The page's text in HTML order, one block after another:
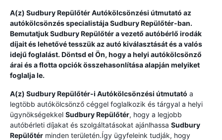
A(z) Sudbury RepülőtérAutókölcsönzési útmutató az
autókölcsönzés specialistájaSudbury Repülőtér-ban.
BemutatjukSudbury Repülőtéra vezető autóbérlő irodák
díjait és lehetővé tesszük az autó kiválasztását és a valós
idejű foglalást. Döntsd el Ön, hogy a helyi autókölcsönző
árai és a flotta opciók összehasonlítása alapján melyiket
foglalja le.
A(z) Sudbury Repülőtér-i Autókölcsönzési útmutató a
legtöbb autókölcsönző céggel foglalkozik és tárgyal a helyi
ügynökségekkel Sudbury Repülőtér, hogy a legjobb
autóbérleti díjakat és szolgáltatásokat ajánlhassa Sudbury
Repülőtér minden területén.Így ügyfeleink tudják, hogy